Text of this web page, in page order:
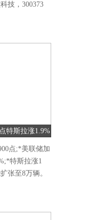
技，300373
特斯拉涨1.9%
点;*美联储加
特斯拉涨1
张至8万辆。